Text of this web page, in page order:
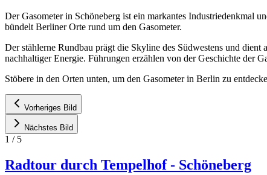
Der Gasometer in Schöneberg ist ein markantes Industriedenkmal
bündelt Berliner Orte rund um den Gasometer.
Der stählerne Rundbau prägt die Skyline des Südwestens und
nachhaltiger Energie. Führungen erzählen von der Geschichte der
Stöbere in den Orten unten, um den Gasometer in Berlin zu
Vorheriges Bild
Nächstes Bild
1 / 5
Radtour durch Tempelhof - Schöneberg